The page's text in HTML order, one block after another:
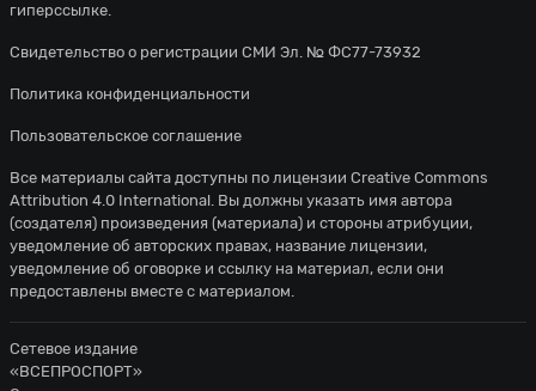
гиперссылке.
Свидетельство о регистрации СМИ Эл. № ФС77-73932
Политика конфиденциальности
Пользовательское соглашение
Все материалы сайта доступны по лицензии Creative Commons
Attribution 4.0 International. Вы должны указать имя автора
(создателя) произведения (материала) и стороны атрибуции,
уведомление об авторских правах, название лицензии,
уведомление об оговорке и ссылку на материал, если они
предоставлены вместе с материалом.
Сетевое издание
«ВСЕПРОСПОРТ»